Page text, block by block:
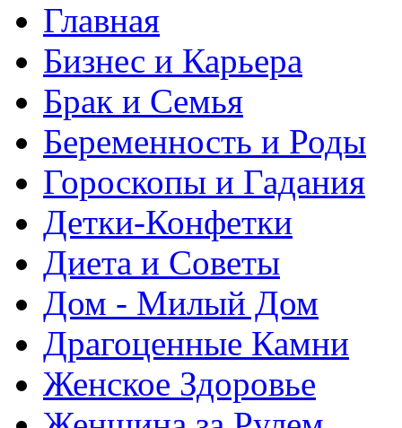
Главная
Бизнес и Карьера
Брак и Семья
Беременность и Роды
Гороскопы и Гадания
Детки-Конфетки
Диета и Советы
Дом - Милый Дом
Драгоценные Камни
Женское Здоровье